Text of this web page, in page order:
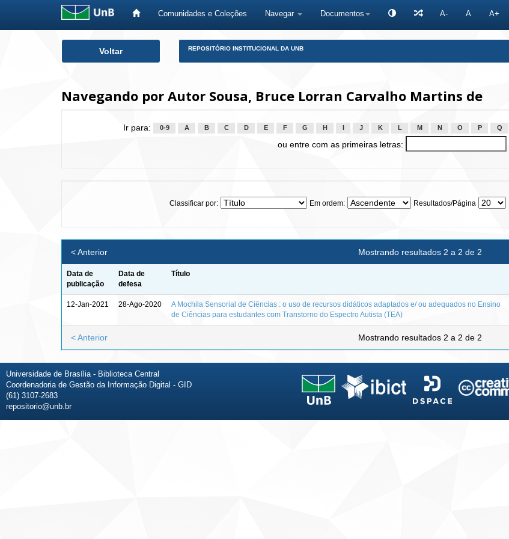
Comunidades e Coleções Navegar Documentos A- A A+
Voltar REPOSITÓRIO INSTITUCIONAL DA UNB
Navegando por Autor Sousa, Bruce Lorran Carvalho Martins de
Ir para: 0-9 A B C D E F G H J K L M N O P Q
ou entre com as primeiras letras:
Classificar por: Em ordem: Resultados/Página
Mostrando resultados 2 a 2 de 2
< Anterior
Data de
publicação
Data de
defesa
Título
12-Jan-2021 28-Ago-2020
A Mochila Sensorial de Ciências : o uso de recursos didáticos adaptados e/ ou adequados no Ensino
de Ciências para estudantes com Transtorno do Espectro Autista (TEA)
Mostrando resultados 2 a 2 de 2
< Anterior
Universidade de Brasília - Biblioteca Central
Coordenadoria de Gestão da Informação Digital - GID
(61) 3107-2683
repositorio@unb.br